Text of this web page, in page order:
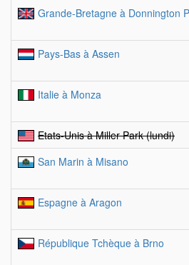
Grande-Bretagne à Donnington
Pays-Bas à Assen
Italie à Monza
Etats-Unis à Miller Park (lundi)
San Marin à Misano
Espagne à Aragon
République Tchèque à Brno